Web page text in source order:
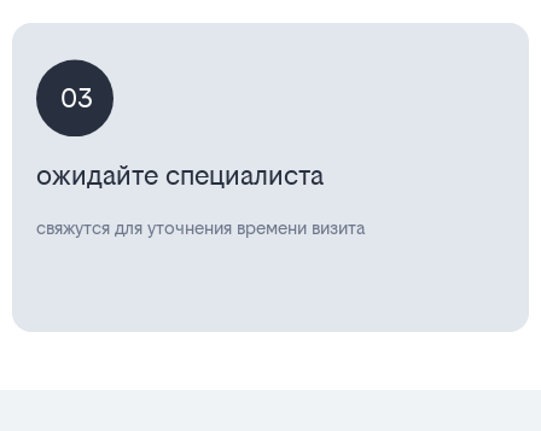
03
ожидайте специалиста
свяжутся для уточнения времени визита